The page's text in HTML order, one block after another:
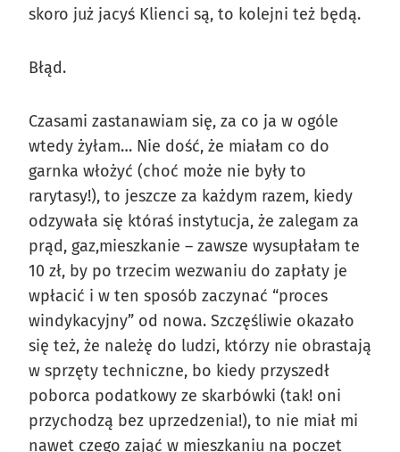
skoro już jacyś Klienci są, to kolejni też będą.
Błąd.
Czasami zastanawiam się, za co ja w ogóle
wtedy żyłam… Nie dość, że miałam co do
garnka włożyć (choć może nie były to
rarytasy!), to jeszcze za każdym razem, kiedy
odzywała się któraś instytucja, że zalegam za
prąd, gaz,mieszkanie – zawsze wysupłałam te
10 zł, by po trzecim wezwaniu do zapłaty je
wpłacić i w ten sposób zaczynać “proces
windykacyjny” od nowa. Szczęśliwie okazało
się też, że należę do ludzi, którzy nie obrastają
w sprzęty techniczne, bo kiedy przyszedł
poborca podatkowy ze skarbówki (tak! oni
przychodzą bez uprzedzenia!), to nie miał mi
nawet czego zająć w mieszkaniu na poczet